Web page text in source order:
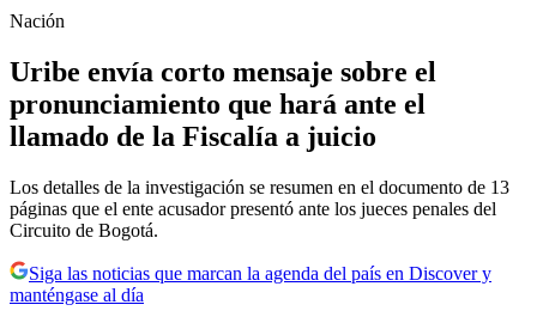
Nación
Uribe envía corto mensaje sobre el
pronunciamiento que hará ante el
llamado de la Fiscalía a juicio
Los detalles de la investigación se resumen en el documento de 13
páginas que el ente acusador presentó ante los jueces penales del
Circuito de Bogotá.
Siga las noticias que marcan la agenda del país en Discover y
manténgase al día